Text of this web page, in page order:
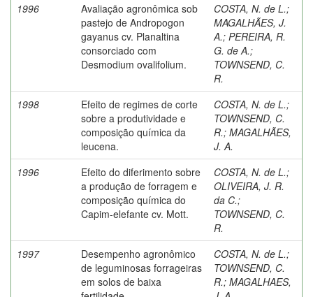
1996
Avaliação agronômica sob
pastejo de Andropogon
gayanus cv. Planaltina
consorciado com
Desmodium ovalifolium.
COSTA, N. de L.;
MAGALHÃES, J.
A.; PEREIRA, R.
G. de A.;
TOWNSEND, C.
R.
1998
Efeito de regimes de corte
sobre a produtividade e
composição química da
leucena.
COSTA, N. de L.;
TOWNSEND, C.
R.; MAGALHÃES,
J. A.
1996
Efeito do diferimento sobre
a produção de forragem e
composição química do
Capim-elefante cv. Mott.
COSTA, N. de L.;
OLIVEIRA, J. R.
da C.;
TOWNSEND, C.
R.
1997
Desempenho agronômico
de leguminosas forrageiras
em solos de baixa
COSTA, N. de L.;
TOWNSEND, C.
R.; MAGALHAES,